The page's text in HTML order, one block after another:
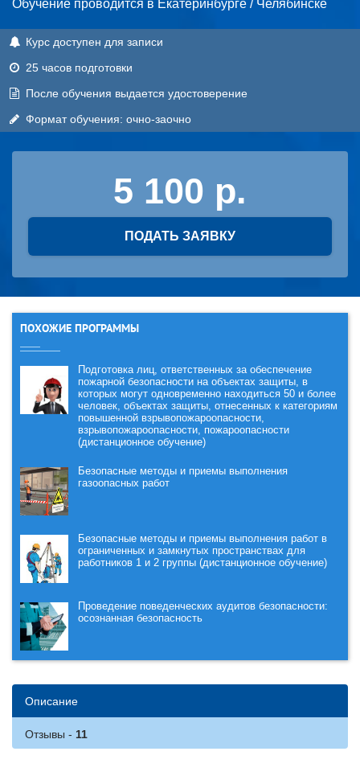
Обучение проводится в Екатеринбурге / Челябинске
Курс доступен для записи
25 часов подготовки
После обучения выдается удостоверение
Формат обучения: очно-заочно
5 100
ПОДАТЬ ЗАЯВКУ
ПОХОЖИЕ ПРОГРАММЫ
Подготовка лиц, ответственных за обеспечение
пожарной безопасности на объектах защиты, в
которых могут одновременно находиться 50 и более
человек, объектах защиты, отнесенных к категориям
повышенной взрывопожароопасности,
взрывопожароопасности, пожароопасности
(дистанционное обучение)
Безопасные методы и приемы выполнения
газоопасных работ
Безопасные методы и приемы выполнения работ в
ограниченных и замкнутых пространствах для
работников 1 и 2 группы (дистанционное обучение)
Проведение поведенческих аудитов безопасности:
осознанная безопасность
Описание
Отзывы